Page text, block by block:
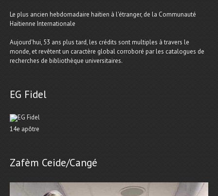
Le plus ancien hebdomadaire haïtien à l'étranger, de la Communauté
Haïtienne Internationale
Aujourd'hui, 53 ans plus tard, les crédits sont multiples à travers le
monde, et revêtent un caractère global corroboré par les catalogues de
recherches de bibliothèque universitaires.
EG Fidel
14e apôtre
Zafèm Ceide/Cangé